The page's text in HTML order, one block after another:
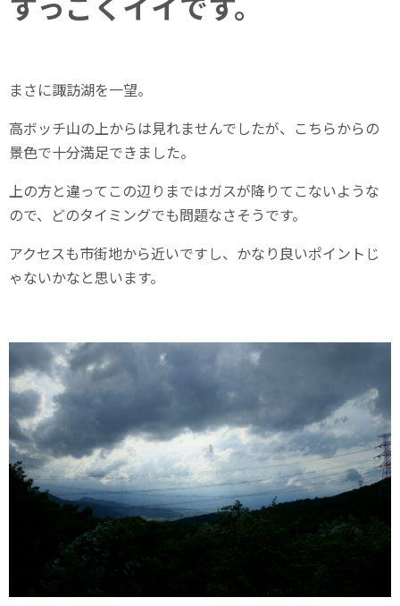
まさに諏訪湖を一望。
高ボッチ山の上からは見れませんでしたが、こちらからの
景色で十分満足できました。
上の方と違ってこの辺りまではガスが降りてこないような
ので、どのタイミングでも問題なさそうです。
アクセスも市街地から近いですし、かなり良いポイントじ
ゃないかなと思います。